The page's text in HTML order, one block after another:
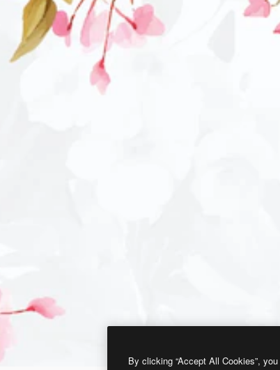
By clicking “Accept All Cookies”,